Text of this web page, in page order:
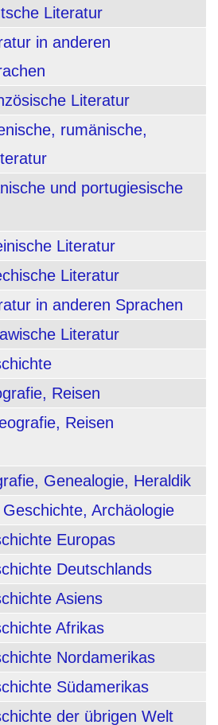
Literatur
in anderen
Literatur
rumänische,
und portugiesische
Literatur
Literatur
in anderen Sprachen
Literatur
Reisen
Reisen
Genealogie, Heraldik
Archäologie
Europas
Deutschlands
Asiens
Afrikas
Nordamerikas
Südamerikas
der übrigen Welt